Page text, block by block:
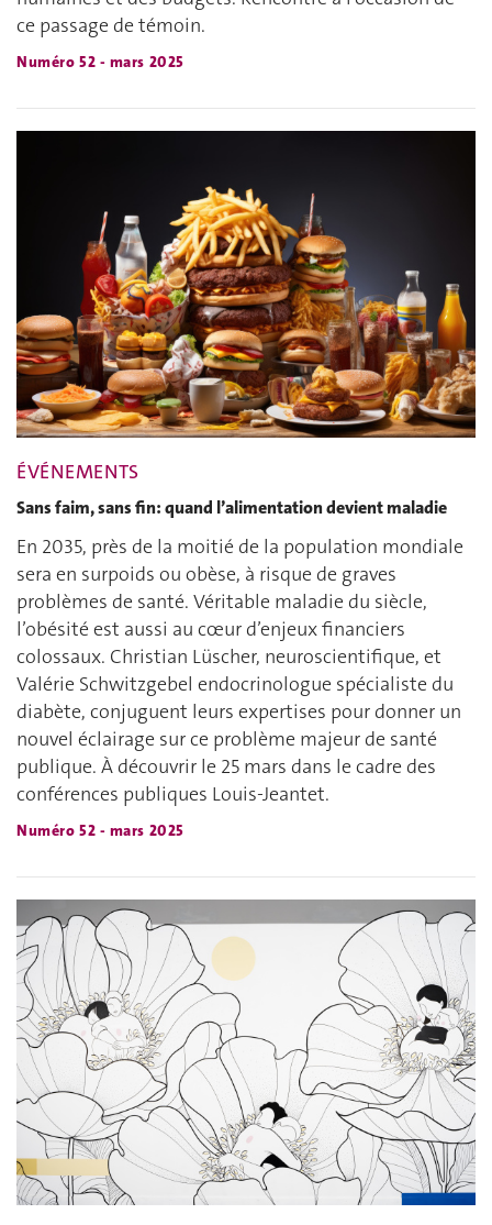
ce passage de témoin.
Numéro 52 - mars 2025
ÉVÉNEMENTS
Sans faim, sans fin: quand l’alimentation devient maladie
En 2035, près de la moitié de la population mondiale
sera en surpoids ou obèse, à risque de graves
problèmes de santé. Véritable maladie du siècle,
l’obésité est aussi au cœur d’enjeux financiers
colossaux. Christian Lüscher, neuroscientifique, et
Valérie Schwitzgebel endocrinologue spécialiste du
diabète, conjuguent leurs expertises pour donner un
nouvel éclairage sur ce problème majeur de santé
publique. À découvrir le 25 mars dans le cadre des
conférences publiques Louis-Jeantet.
Numéro 52 - mars 2025